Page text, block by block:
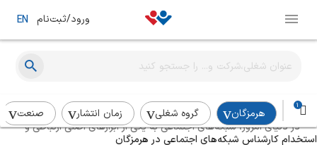
ورود/ثبت‌نام EN
1
هرمزگان گروه شغلی زمان انتشار
صنعت
استخدام کارشناس شبکه‌های اجتماعی در هرمزگان
راهنمای استخدام کارشناس شبکه های اجتماعی
در دنیای امروز، شبکه‌های اجتماعی به یکی از ابزارهای اصلی ارتباطی و
تبلیغاتی تبدیل شده‌اند. به همین دلیل، استخدام کارشناس شبکه‌های